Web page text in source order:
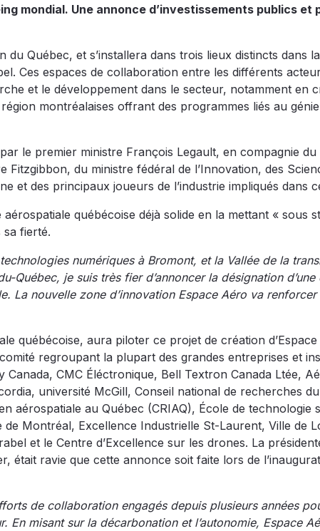
mondial. Une annonce d’investissements publics et
du Québec, et s’installera dans trois lieux distincts dans
Ces espaces de collaboration entre les différents
et le développement dans le secteur, notamment en
montréalaises offrant des programmes liés au
le premier ministre François Legault, en compagnie du
Fitzgibbon, du ministre fédéral de l’Innovation, des
et des principaux joueurs de l’industrie impliqués dans
québécoise déjà solide en la mettant « sous
sa fierté.
numériques à Bromont, et la Vallée de la
Québec, je suis très fier d’annoncer la désignation d’une
La nouvelle zone d’innovation Espace Aéro va renforcer
québécoise, aura piloter ce projet de création
regroupant la plupart des grandes entreprises et
CMC Éléctronique, Bell Textron Canada Ltée,
université McGill, Conseil national de recherches
aérospatiale au Québec (CRIAQ), École de technologie
de Montréal, Excellence Industrielle St-Laurent, Ville de
et le Centre d’Excellence sur les drones. La
était ravie que cette annonce soit faite lors de
de collaboration engagés depuis plusieurs années
misant sur la décarbonation et l’autonomie, Espace